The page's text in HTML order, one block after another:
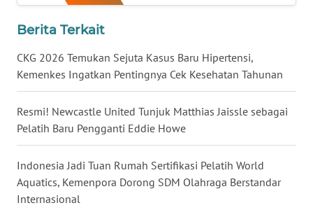
Berita Terkait
CKG 2026 Temukan Sejuta Kasus Baru Hipertensi,
Kemenkes Ingatkan Pentingnya Cek Kesehatan Tahunan
Resmi! Newcastle United Tunjuk Matthias Jaissle sebagai
Pelatih Baru Pengganti Eddie Howe
Indonesia Jadi Tuan Rumah Sertifikasi Pelatih World
Aquatics, Kemenpora Dorong SDM Olahraga Berstandar
Internasional
BABEL
WN
WN
WN
BENGKULU